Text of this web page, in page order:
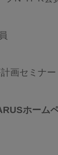
計画セミナ
ホーム